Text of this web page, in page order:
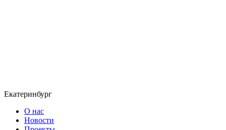
Екатеринбург
О нас
Новости